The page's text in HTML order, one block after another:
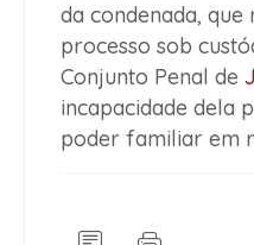
da condenada, que
processo sob
Conjunto Penal de
incapacidade dela
poder familiar em